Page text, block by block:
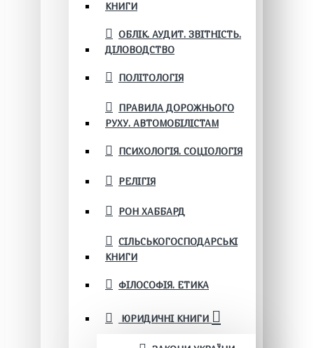
КНИГИ
ОБЛІК. АУДИТ. ЗВІТНІСТЬ.
ДІЛОВОДСТВО
ПОЛІТОЛОГІЯ
ПРАВИЛА ДОРОЖНЬОГО
РУХУ. АВТОМОБІЛІСТАМ
ПСИХОЛОГІЯ. СОЦІОЛОГІЯ
РЕЛІГІЯ
РОН ХАББАРД
СІЛЬСЬКОГОСПОДАРСЬКІ
КНИГИ
ФІЛОСОФІЯ. ЕТИКА
ЮРИДИЧНІ КНИГИ